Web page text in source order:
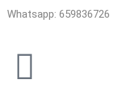
Whatsapp: 659836726